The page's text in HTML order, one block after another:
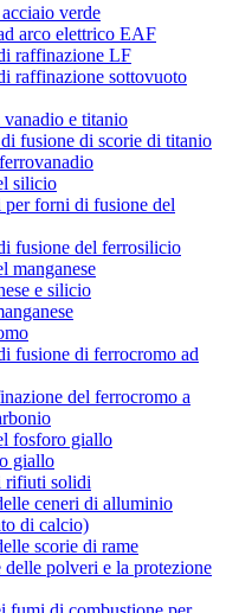
verde
arco elettrico EAF
raffinazione LF
raffinazione sottovuoto
e titanio
fusione di scorie di titanio
silicio
forni di fusione del
fusione del ferrosilicio
manganese
e silicio
fusione di ferrocromo ad
del ferrocromo a
fosforo giallo
giallo
rifiuti solidi
ceneri di alluminio
di calcio)
scorie di rame
polveri e la protezione